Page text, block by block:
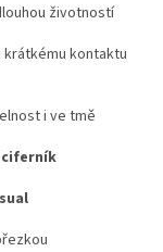
životností
kontaktu
i ve tmě